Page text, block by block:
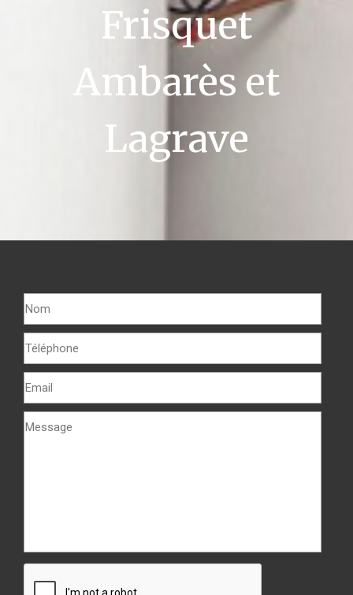
Frisquet
Ambarès et
Lagrave